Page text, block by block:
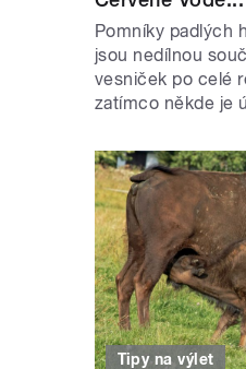
Pomníky padlých
jsou nedílnou
vesniček po celé
zatímco někde je
Tipy na výlet